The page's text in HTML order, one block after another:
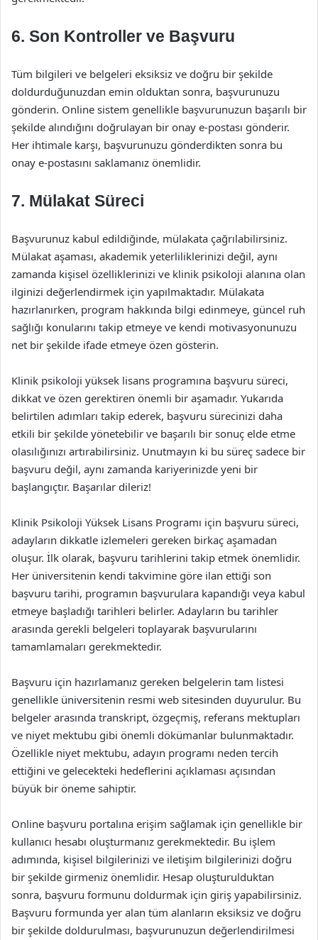
6. Son Kontroller ve Başvuru
Tüm bilgileri ve belgeleri eksiksiz ve doğru bir şekilde
doldurduğunuzdan emin olduktan sonra, başvurunuzu
gönderin. Online sistem genellikle başvurunuzun başarılı bir
şekilde alındığını doğrulayan bir onay e-postası gönderir.
Her ihtimale karşı, başvurunuzu gönderdikten sonra bu
onay e-postasını saklamanız önemlidir.
7. Mülakat Süreci
Başvurunuz kabul edildiğinde, mülakata çağrılabilirsiniz.
Mülakat aşaması, akademik yeterliliklerinizi değil, aynı
zamanda kişisel özelliklerinizi ve klinik psikoloji alanına olan
ilginizi değerlendirmek için yapılmaktadır. Mülakata
hazırlanırken, program hakkında bilgi edinmeye, güncel ruh
sağlığı konularını takip etmeye ve kendi motivasyonunuzu
net bir şekilde ifade etmeye özen gösterin.
Klinik psikoloji yüksek lisans programına başvuru süreci,
dikkat ve özen gerektiren önemli bir aşamadır. Yukarıda
belirtilen adımları takip ederek, başvuru sürecinizi daha
etkili bir şekilde yönetebilir ve başarılı bir sonuç elde etme
olasılığınızı artırabilirsiniz. Unutmayın ki bu süreç sadece bir
başvuru değil, aynı zamanda kariyerinizde yeni bir
başlangıçtır. Başarılar dileriz!
Klinik Psikoloji Yüksek Lisans Programı için başvuru süreci,
adayların dikkatle izlemeleri gereken birkaç aşamadan
oluşur. İlk olarak, başvuru tarihlerini takip etmek önemlidir.
Her üniversitenin kendi takvimine göre ilan ettiği son
başvuru tarihi, programın başvurulara kapandığı veya kabul
etmeye başladığı tarihleri belirler. Adayların bu tarihler
arasında gerekli belgeleri toplayarak başvurularını
tamamlamaları gerekmektedir.
Başvuru için hazırlamanız gereken belgelerin tam listesi
genellikle üniversitenin resmi web sitesinden duyurulur. Bu
belgeler arasında transkript, özgeçmiş, referans mektupları
ve niyet mektubu gibi önemli dökümanlar bulunmaktadır.
Özellikle niyet mektubu, adayın programı neden tercih
ettiğini ve gelecekteki hedeflerini açıklaması açısından
büyük bir öneme sahiptir.
Online başvuru portalına erişim sağlamak için genellikle bir
kullanıcı hesabı oluşturmanız gerekmektedir. Bu işlem
adımında, kişisel bilgilerinizi ve iletişim bilgilerinizi doğru
bir şekilde girmeniz önemlidir. Hesap oluşturulduktan
sonra, başvuru formunu doldurmak için giriş yapabilirsiniz.
Başvuru formunda yer alan tüm alanların eksiksiz ve doğru
bir şekilde doldurulması, başvurunuzun değerlendirilmesi